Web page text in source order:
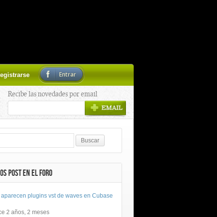
Entrar
Recibe las novedades por email
POST EN EL FORO
aparecen plugins vst de waves en Cubase
2 años, 2 meses